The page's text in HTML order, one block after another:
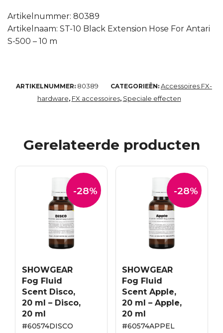
Artikelnummer: 80389
Artikelnaam: ST-10 Black Extension Hose For Antari
S-500 – 10 m
ARTIKELNUMMER: 80389 CATEGORIEËN: Accessoires FX-
hardware, FX accessoires, Speciale effecten
Gerelateerde producten
-28%
SHOWGEAR
Fog Fluid
Scent Disco,
20 ml – Disco,
20 ml
#60574DISCO
-28%
SHOWGEAR
Fog Fluid
Scent Apple,
20 ml – Apple,
20 ml
#60574APPEL